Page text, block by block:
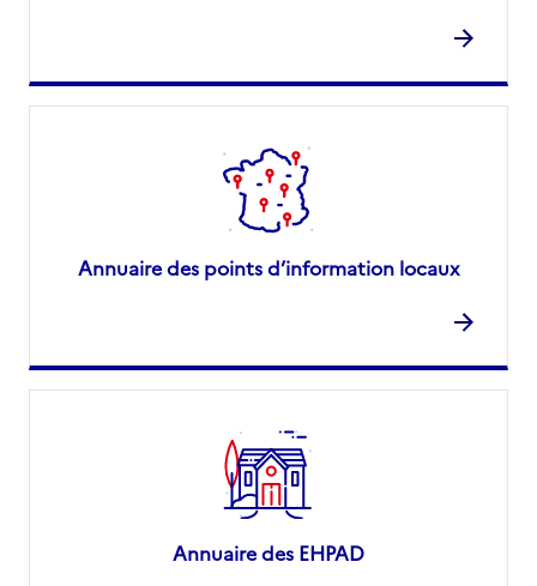
Annuaire des points d’information locaux
Annuaire des EHPAD